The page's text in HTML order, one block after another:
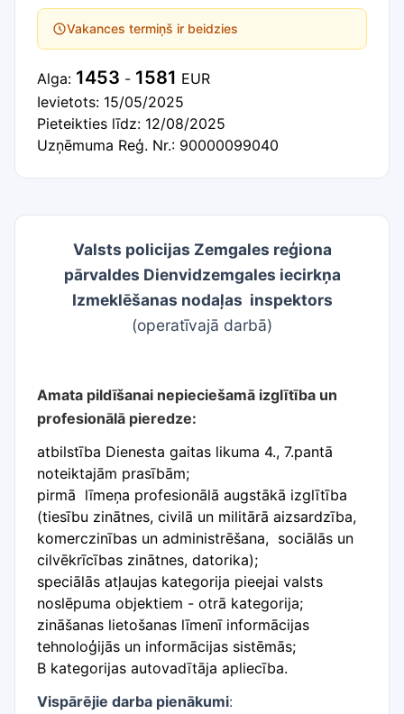
Valsts policijas Zemgales reģiona
pārvaldes Dienvidzemgales iecirkņa
Izmeklēšanas nodaļas inspektors
(operatīvajā darbā)
Amata pildīšanai nepieciešamā izglītība un
profesionālā pieredze:
atbilstība Dienesta gaitas likuma 4., 7.pantā
noteiktajām prasībām;
pirmā līmeņa profesionālā augstākā izglītība
(tiesību zinātnes, civilā un militārā aizsardzība,
komerczinības un administrēšana, sociālās un
cilvēkrīcības zinātnes, datorika);
speciālās atļaujas kategorija pieejai valsts
noslēpuma objektiem - otrā kategorija;
zināšanas lietošanas līmenī informācijas
tehnoloģijās un informācijas sistēmās;
B kategorijas autovadītāja apliecība.
Vispārējie darba pienākumi:
Vakances termiņš ir beidzies
Alga: 1453 - 1581 EUR
Ievietots: 15/05/2025
Pieteikties līdz: 12/08/2025
Uzņēmuma Reģ. Nr.: 90000099040